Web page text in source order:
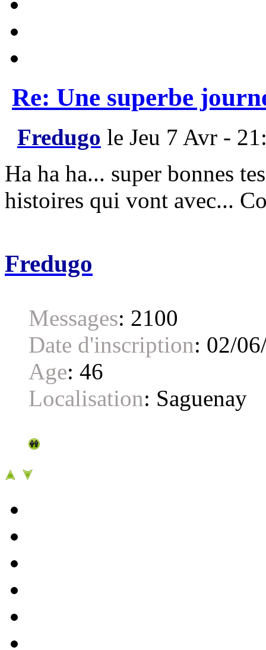
Re: Une superbe
Fredugo le Jeu 7 Avr -
Ha ha ha... super bonnes
histoires qui vont avec...
Fredugo
Messages: 2100
Date d'inscription: 02/
Age: 46
Localisation: Saguenay